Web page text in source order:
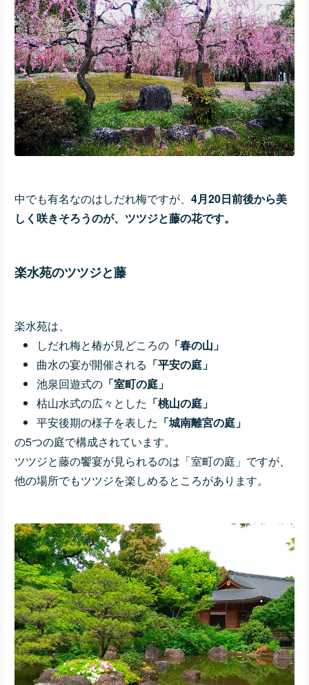
中でも有名なのはしだれ梅ですが、 4月20日前後から美
しく咲きそろうのが、ツツジと藤の花です。
楽水苑のツツジと藤
楽水苑は、
しだれ梅と椿が見どころの 「春の山」
曲水の宴が開催される 「平安の庭」
池泉回遊式の 「室町の庭」
枯山水式の広々とした 「桃山の庭」
平安後期の様子を表した 「城南離宮の庭」
の5つの庭で構成されています。
ツツジと藤の饗宴が見られるのは「室町の庭」ですが、
他の場所でもツツジを楽しめるところがあります。